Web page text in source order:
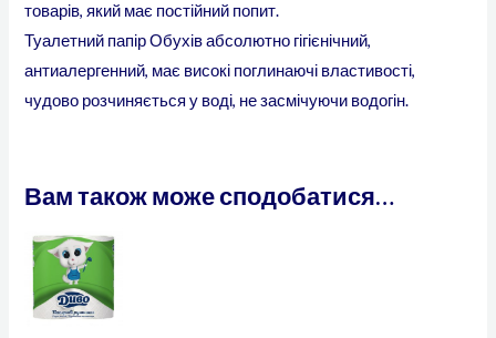
товарів, який має постійний попит.
Туалетний папір Обухів абсолютно гігієнічний,
антиалергенний, має високі поглинаючі властивості,
чудово розчиняється у воді, не засмічуючи водогін.
Вам також може сподобатися…